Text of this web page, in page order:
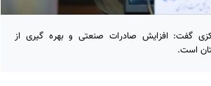
گفت: افزایش صادرات صنعتی و بهره گیری از
است.